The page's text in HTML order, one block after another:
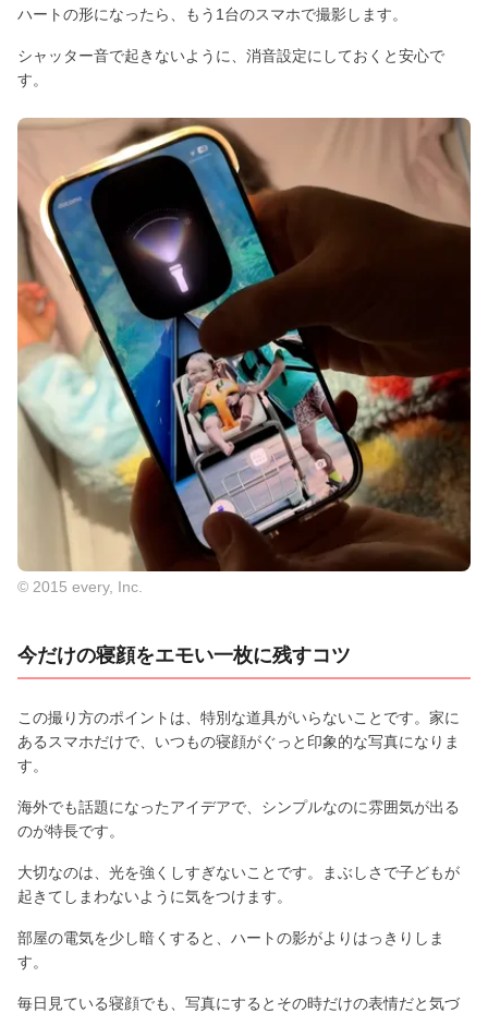
ハートの形になったら、もう1台のスマホで撮影します。
シャッター音で起きないように、消音設定にしておくと安心で
す。
© 2015 every, Inc.
今だけの寝顔をエモい一枚に残すコツ
この撮り方のポイントは、特別な道具がいらないことです。家に
あるスマホだけで、いつもの寝顔がぐっと印象的な写真になりま
す。
海外でも話題になったアイデアで、シンプルなのに雰囲気が出る
のが特長です。
大切なのは、光を強くしすぎないことです。まぶしさで子どもが
起きてしまわないように気をつけます。
部屋の電気を少し暗くすると、ハートの影がよりはっきりしま
す。
毎日見ている寝顔でも、写真にするとその時だけの表情だと気づ